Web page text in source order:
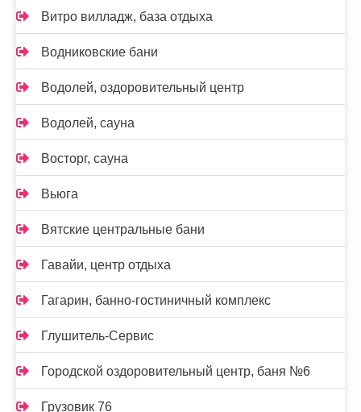
Витро вилладж, база отдыха
Водниковские бани
Водолей, оздоровительный центр
Водолей, сауна
Восторг, сауна
Вьюга
Вятские центральные бани
Гавайи, центр отдыха
Гагарин, банно-гостиничный комплекс
Глушитель-Сервис
Городской оздоровительный центр, баня №6
Грузовик 76